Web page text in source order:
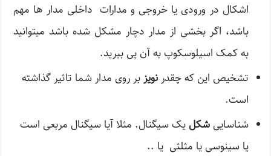
اشکال در ورودی یا خروجی و مدارات داخلی مدار ها مهم
باشد، اگر بخشی از مدار دچار مشکل شده باشد میتوانید
به کمک اسیلوسکوپ به آن پی ببرید.
تشخیص این که چقدرنویزبر روی مدار شما تاثیر گذاشته
است.
شناساییشکل یک سیگنال. مثلا آیا سیگنال مربعی است
یا سینوسی یا مثلثی یا ..